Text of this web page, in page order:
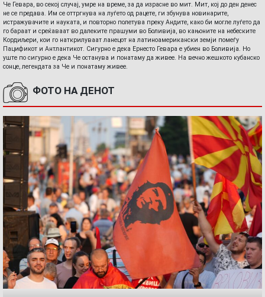
Че Гевара, во секој случај, умре на време, за да израсне во мит. Мит, кој до ден денес
не се предава. Им се оттргнува на луѓето од рацете, ги збунува новинарите,
истражувачите и науката, и повторно полетува преку Андите, како би могле луѓето да
го бараат и среќаваат во далеките прашуми во Боливија, во кањоните на небеските
Кордиљери, кои го наткрилуваат ланецот на латиноамерикански земји помеѓу
Пацификот и Антлантикот. Сигурно е дека Ернесто Гевара е убиен во Боливија. Но
уште по сигурно е дека Че останува и понатаму да живее. На вечно жешкото кубанско
сонце, легендата за Че и понатаму живее.
ФОТО НА ДЕНОТ